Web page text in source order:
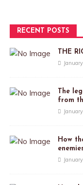
RECENT POSTS
THE
The
from
How